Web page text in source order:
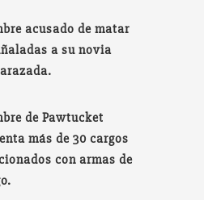
acusado de matar
a su novia
de Pawtucket
más de 30 cargos
con armas de